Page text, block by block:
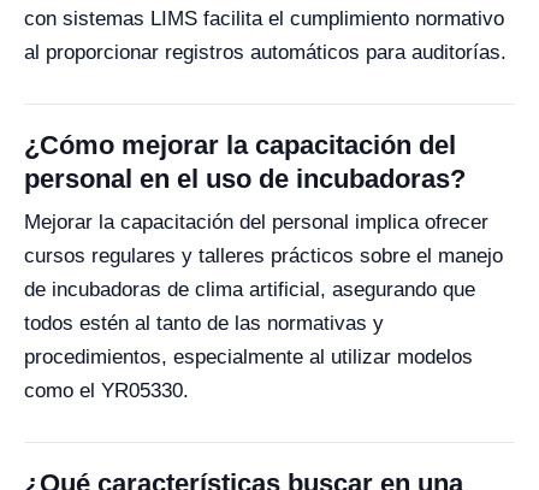
con sistemas LIMS facilita el cumplimiento normativo
al proporcionar registros automáticos para auditorías.
¿Cómo mejorar la capacitación del
personal en el uso de incubadoras?
Mejorar la capacitación del personal implica ofrecer
cursos regulares y talleres prácticos sobre el manejo
de incubadoras de clima artificial, asegurando que
todos estén al tanto de las normativas y
procedimientos, especialmente al utilizar modelos
como el YR05330.
¿Qué características buscar en una